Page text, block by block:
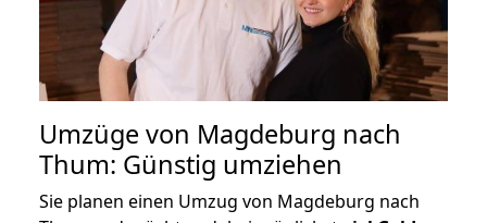
Umzüge von Magdeburg nach
Thum: Günstig umziehen
Sie planen einen Umzug von Magdeburg nach